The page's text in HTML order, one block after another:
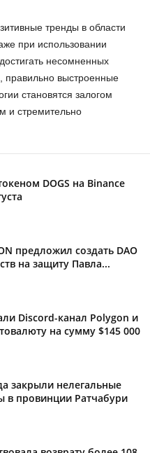
тренды в области
при использовании
несомненных
правильно выстроенные
становятся залогом
и стремительно
DOGS на Binance
предложил создать DAO
на защиту Павла...
Discord-канал Polygon и
на сумму $145 000
закрыли нелегальные
в провинции Ратчабури